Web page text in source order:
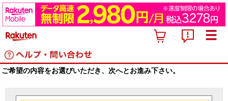
ご希望の内容をお選びいただき、次へとお進み下さい。